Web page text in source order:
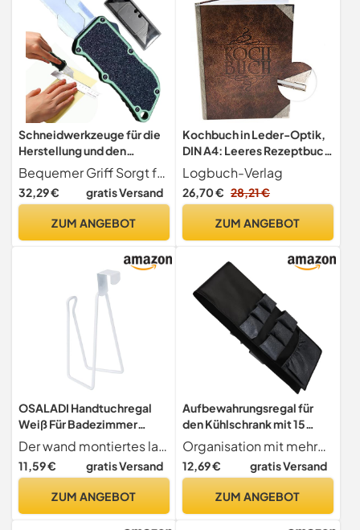
Schneidwerkzeuge für die
Herstellung und den
einziehbaren
Dosenschneider |
Rutschfester einziehbarer
Mehrzweck-Papierwaren,
für Seil, Teppich, Gurt
Bequemer Griff Sorgt für einen sicheren Halt, das Schneidteil zieht sich sanft durch Drücken der Taste des Schiebers ein, mit einem komfortablen Griff mit rutschfestem Griff für kontrolliertes Schneiden
32,29 € gratis Versand
ZUM ANGEBOT
Kochbuch in Leder-Optik,
DIN A4: Leeres Rezeptbuch
zum Selberschreiben, Buch
für Rezepte mit
Metallecken, Geschenk
Großes Notizbuch Kochen,
Blanko Seiten
Logbuch-Verlag
26,70 € 28,21 €
ZUM ANGEBOT
OSALADI Handtuchregal
Weiß Für Badezimmer
Aufbewahrungsregal Aus
Eisen Schlichtes Design
Platz Sparend Für
Papierwaren
Der wand montiertes lagerregal einfaches und elegantes design, schafft effizient platz und bereichert ihr zuhause, aufhängeregal für papierhandtücher
11,59 € gratis Versand
ZUM ANGEBOT
Aufbewahrungsregal für
den Kühlschrank mit 15
Fächern, Kühlschrank-
Organizer für Besteck,
Getränke, Papierwaren
Organisation mit mehreren Fächern Organisieren Sie Ihre Küchenutensilien besser mit unserem Kühlschrank-Organizer für Schlafsäle. Das Design mit mehreren Taschen hat verschiedene Größen für verschiedene Gegenstände, so dass Sie sich keine Sorgen um überfüllten Platz machen müssen. Alles verstauen, Platz sparen
12,69 € gratis Versand
ZUM ANGEBOT